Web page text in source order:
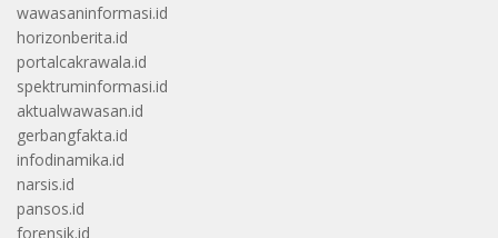
wawasaninformasi.id
horizonberita.id
portalcakrawala.id
spektruminformasi.id
aktualwawasan.id
gerbangfakta.id
infodinamika.id
narsis.id
pansos.id
forensik.id